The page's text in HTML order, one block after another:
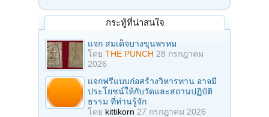
กระทู้ที่น่าสนใจ
แจก สมเด็จบางขุนพรหม
โดย THE PUNCH 28 กรกฎาคม
2026
แจกฟรีแบบก่อสร้างวิหารทาน อาจมี
ประโยชน์ให้กับวัดและสถานปฏิบัติ
ธรรม ที่ท่านรู้จัก
โดย kittikorn 27 กรกฎาคม 2026